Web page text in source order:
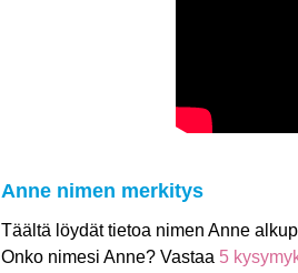
Anne nimen merkitys
Täältä löydät tietoa nimen Anne
Onko nimesi Anne? Vastaa 5